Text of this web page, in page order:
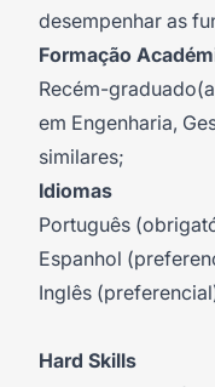
desempenhar as
Formação
Recém-
em Engenharia,
similares;
Idiomas
Português
Espanhol
Inglês
Hard Skills